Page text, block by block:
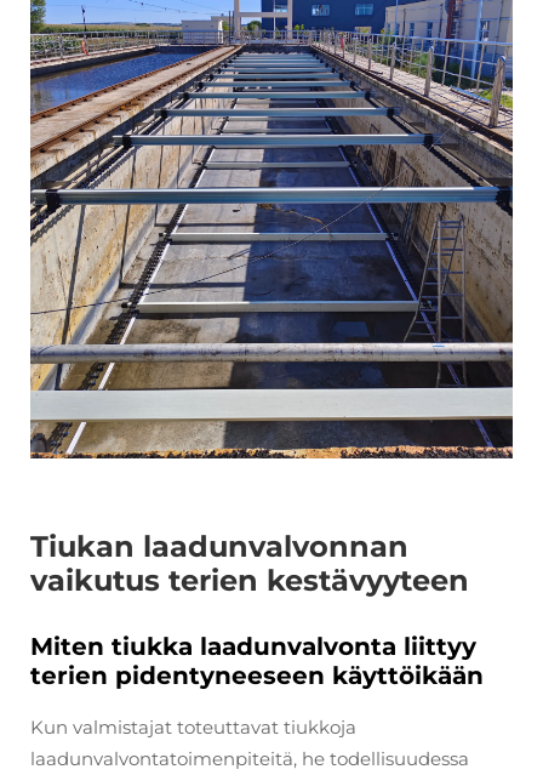
Tiukan laadunvalvonnan
vaikutus terien kestävyyteen
Miten tiukka laadunvalvonta liittyy
terien pidentyneeseen käyttöikään
Kun valmistajat toteuttavat tiukkoja
laadunvalvontatoimenpiteitä, he todellisuudessa